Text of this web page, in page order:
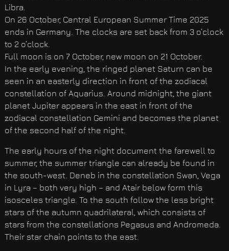
Libra.
On 26 October, Central European Summer Time 2025
ends in Germany. The clocks are set back from 3 o’clock
to 2 o’clock.
Full moon is on 7 October, new moon on 21 October.
In the early evening, the ringed planet Saturn can be
seen in an easterly direction in front of the zodiacal
constellation of Aquarius. Around midnight, the giant
planet Jupiter appears in the east in front of the
zodiacal constellation Gemini and becomes the planet
of the second half of the night.
The early hours of the night document the farewell to
summer, the summer triangle can already be found in
the south-west. Deneb in the constellation Swan, Vega
in Lyra – both very high – and Atair below form this
isosceles triangle. To the south follow the less bright
stars of the autumn quadrilateral, which consists of
stars from the constellations Pegasus and Andromeda.
Their star chain points to the east.